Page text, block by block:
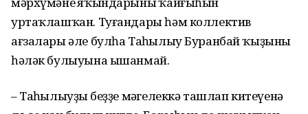
уртаҡлашҡан. Туғандары һәм коллектив
ағзалары әле булһа Таңһылыу Буранбай ҡыҙының
һәләк булыуына ышанмай.
– Таңһылыуҙың беҙҙе мәңгелеккә ташлап китеүенә